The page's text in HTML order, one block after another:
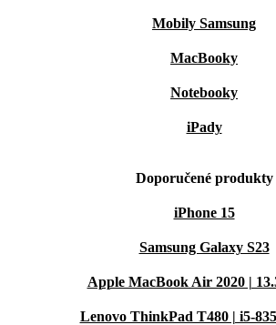
Mobily Samsung
MacBooky
Notebooky
iPady
Doporučené produkty
iPhone 15
Samsung Galaxy S23
Apple MacBook Air 2020 |
Lenovo ThinkPad T480 | i5-